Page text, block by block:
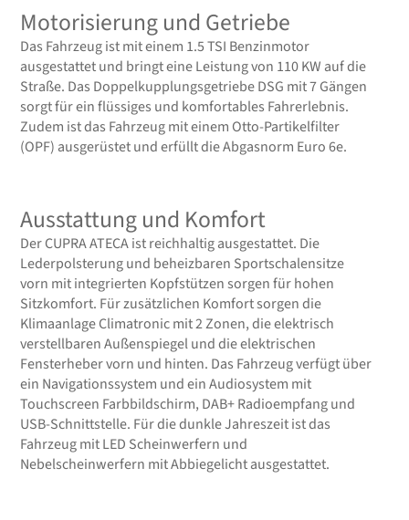
Motorisierung und Getriebe
Das Fahrzeug ist mit einem 1.5 TSI Benzinmotor
ausgestattet und bringt eine Leistung von 110 KW auf die
Straße. Das Doppelkupplungsgetriebe DSG mit 7 Gängen
sorgt für ein flüssiges und komfortables Fahrerlebnis.
Zudem ist das Fahrzeug mit einem Otto-Partikelfilter
(OPF) ausgerüstet und erfüllt die Abgasnorm Euro 6e.
Ausstattung und Komfort
Der CUPRA ATECA ist reichhaltig ausgestattet. Die
Lederpolsterung und beheizbaren Sportschalensitze
vorn mit integrierten Kopfstützen sorgen für hohen
Sitzkomfort. Für zusätzlichen Komfort sorgen die
Klimaanlage Climatronic mit 2 Zonen, die elektrisch
verstellbaren Außenspiegel und die elektrischen
Fensterheber vorn und hinten. Das Fahrzeug verfügt über
ein Navigationssystem und ein Audiosystem mit
Touchscreen Farbbildschirm, DAB+ Radioempfang und
USB-Schnittstelle. Für die dunkle Jahreszeit ist das
Fahrzeug mit LED Scheinwerfern und
Nebelscheinwerfern mit Abbiegelicht ausgestattet.